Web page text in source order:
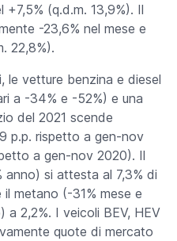
+7,5% (q.d.m. 13,9%). Il
-23,6% nel mese e
22,8%).
le vetture benzina e diesel
a -34% e -52%) e una
del 2021 scende
p.p. rispetto a gen-nov
a gen-nov 2020). Il
anno) si attesta al 7,3% di
metano (-31% mese e
a 2,2%. I veicoli BEV, HEV
quote di mercato